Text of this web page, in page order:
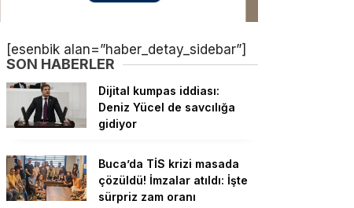
[esenbik alan=”haber_detay_sidebar”]
SON HABERLER
Dijital kumpas iddiası:
Deniz Yücel de savcılığa
gidiyor
Buca’da TİS krizi masada
çözüldü! İmzalar atıldı: İşte
sürpriz zam oranı